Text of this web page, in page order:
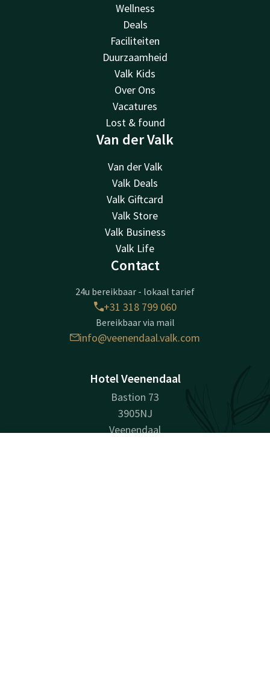
Wellness
Deals
Faciliteiten
Duurzaamheid
Valk Kids
Over Ons
Vacatures
Lost & found
Van der Valk
Van der Valk
Valk Deals
Valk Giftcard
Valk Store
Valk Business
Valk Life
Contact
24u bereikbaar - lokaal tarief
+31 318 799 060
Bereikbaar via mail
info@veenendaal.valk.com
Hotel Veenendaal
Bastion 73
3905NJ
Veenendaal